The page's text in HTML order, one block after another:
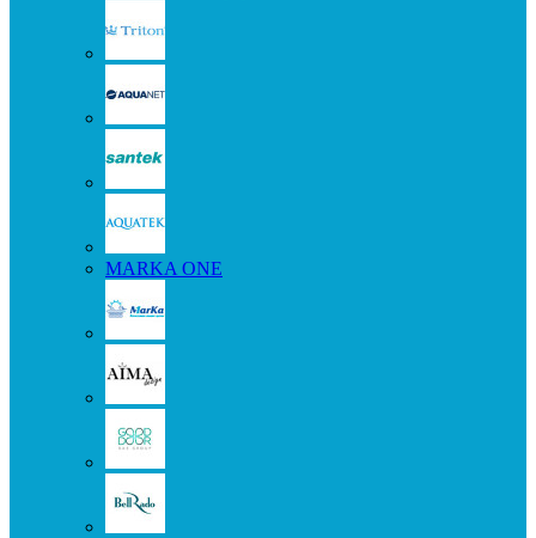
MARKA ONE